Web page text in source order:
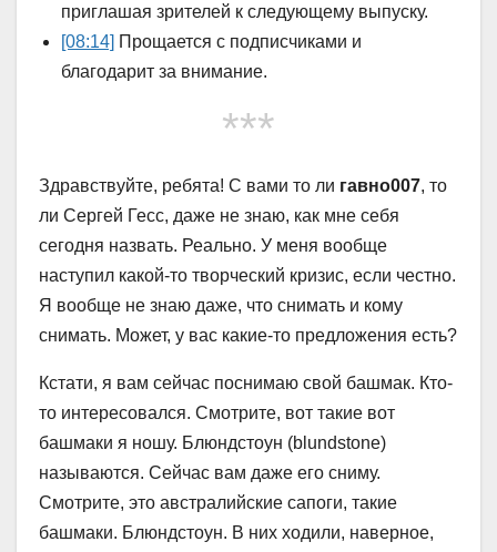
приглашая зрителей к следующему выпуску.
[08:14] Прощается с подписчиками и
благодарит за внимание.
***
Здравствуйте, ребята! С вами то ли гавно007, то
ли Сергей Гесс, даже не знаю, как мне себя
сегодня назвать. Реально. У меня вообще
наступил какой-то творческий кризис, если честно.
Я вообще не знаю даже, что снимать и кому
снимать. Может, у вас какие-то предложения есть?
Кстати, я вам сейчас поснимаю свой башмак. Кто-
то интересовался. Смотрите, вот такие вот
башмаки я ношу. Блюндстоун (blundstone)
называются. Сейчас вам даже его сниму.
Смотрите, это австралийские сапоги, такие
башмаки. Блюндстоун. В них ходили, наверное,